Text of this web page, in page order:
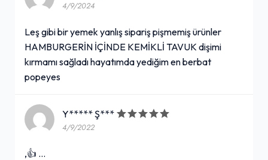
4/9/2024
Leş gibi bir yemek yanlış sipariş pişmemiş ürünler
HAMBURGERİN İÇİNDE KEMİKLİ TAVUK dişimi
kırmamı sağladı hayatımda yediğim en berbat
popeyes
Y***** Ş***
4/9/2022
,👍 …